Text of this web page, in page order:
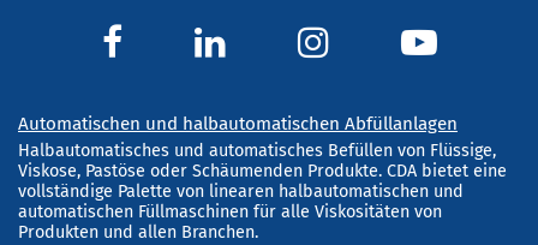
Automatischen und halbautomatischen Abfüllanlagen
Halbautomatisches und automatisches Befüllen von Flüssige,
Viskose, Pastöse oder Schäumenden Produkte. CDA bietet eine
vollständige Palette von linearen halbautomatischen und
automatischen Füllmaschinen für alle Viskositäten von
Produkten und allen Branchen.